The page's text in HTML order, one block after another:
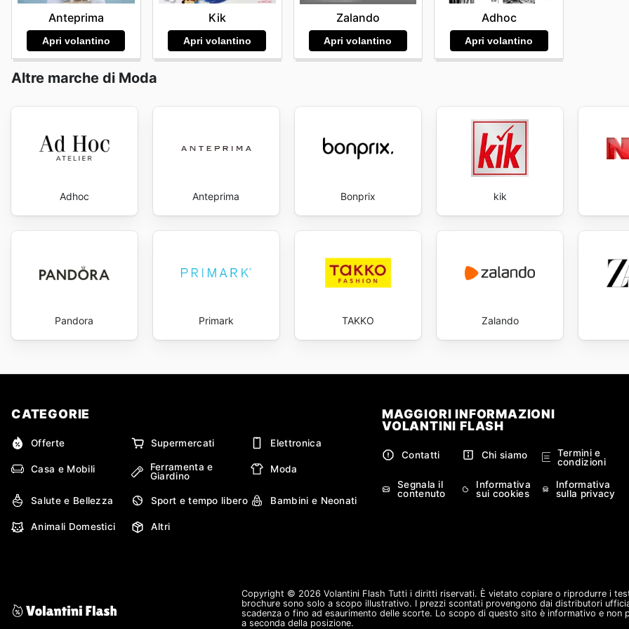
Anteprima
Apri volantino
Kik
Apri volantino
Zalando
Apri volantino
Adhoc
Apri volantino
Altre marche di Moda
Adhoc Anteprima Bonprix kik
Pandora Primark TAKKO Zalando
CATEGORIE
Offerte Supermercati Elettronica
Casa e Mobili
Ferramenta e
Giardino
Moda
Salute e Bellezza Sport e tempo libero Bambini e Neonati
Animali Domestici Altri
MAGGIORI INFORMAZIONI
VOLANTINI FLASH
Contatti Chi siamo
Termini e
condizioni
Segnala il
contenuto
Informativa
sui cookies
Informativa
sulla privacy
Copyright © 2026 Volantini Flash Tutti i diritti riservati. È vietato copiare o riprodurre i
brochure sono solo a scopo illustrativo. I prezzi scontati provengono dai distributori
scadenza o fino ad esaurimento delle scorte. Lo scopo di questo sito è informativo e
a seconda della posizione.